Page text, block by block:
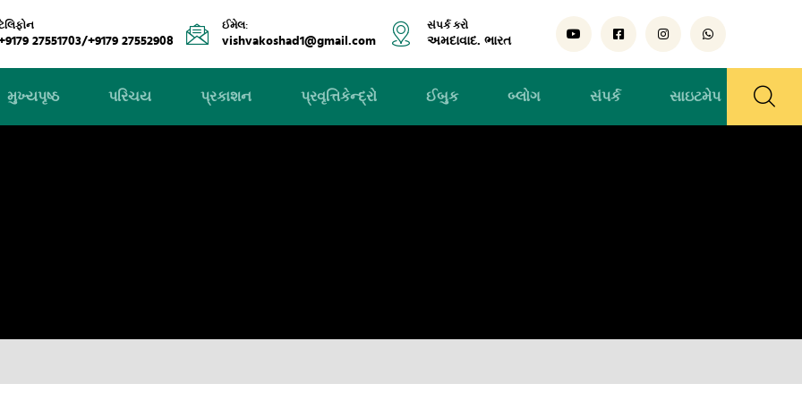
27551703/+9179 27552908
ઈમેલ:
vishvakoshad1@gmail.com
સંપર્ક કરો
અમદાવાદ. ભારત
મુખ્યપૃષ્ઠ પરિચય પ્રકાશન પ્રવૃત્તિકેન્દ્રો ઈબુક બ્લોગ સંપર્ક સાઇટમેપ